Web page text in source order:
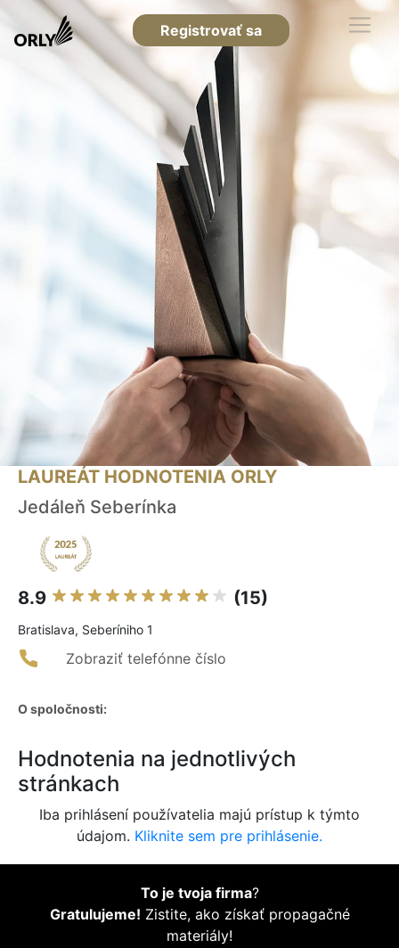
Registrovať sa
LAUREÁT HODNOTENIA ORLY
Jedáleň Seberínka
8.9 (15)
Bratislava, Seberíniho 1
Zobraziť telefónne číslo
O spoločnosti:
Hodnotenia na jednotlivých
stránkach
Iba prihlásení používatelia majú prístup k týmto
údajom. Kliknite sem pre prihlásenie.
To je tvoja firma?
Gratulujeme! Zistite, ako získať propagačné
materiály!